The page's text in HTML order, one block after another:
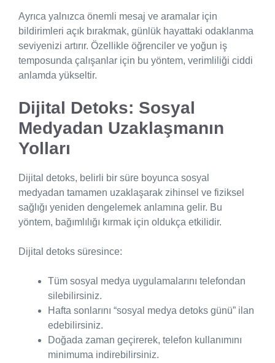
Ayrıca yalnızca önemli mesaj ve aramalar için
bildirimleri açık bırakmak, günlük hayattaki odaklanma
seviyenizi artırır. Özellikle öğrenciler ve yoğun iş
temposunda çalışanlar için bu yöntem, verimliliği ciddi
anlamda yükseltir.
Dijital Detoks: Sosyal
Medyadan Uzaklaşmanın
Yolları
Dijital detoks, belirli bir süre boyunca sosyal
medyadan tamamen uzaklaşarak zihinsel ve fiziksel
sağlığı yeniden dengelemek anlamına gelir. Bu
yöntem, bağımlılığı kırmak için oldukça etkilidir.
Dijital detoks süresince:
Tüm sosyal medya uygulamalarını telefondan
silebilirsiniz.
Hafta sonlarını “sosyal medya detoks günü” ilan
edebilirsiniz.
Doğada zaman geçirerek, telefon kullanımını
minimuma indirebilirsiniz.